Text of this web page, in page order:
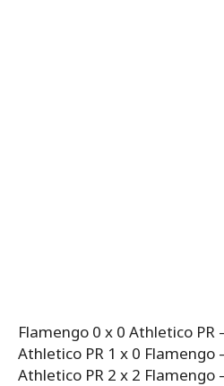
Flamengo 0 x 0 Athletico PR
Athletico PR 1 x 0 Flamengo
Athletico PR 2 x 2 Flamengo